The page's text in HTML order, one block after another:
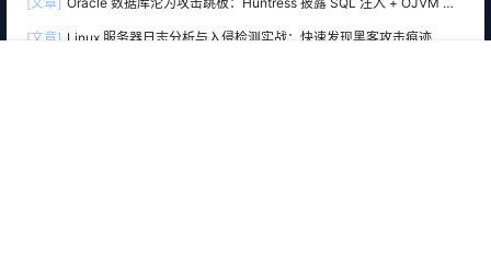
[文章] Linux 服务器日志分析与入侵检测实战：快速发现黑客攻击痕迹